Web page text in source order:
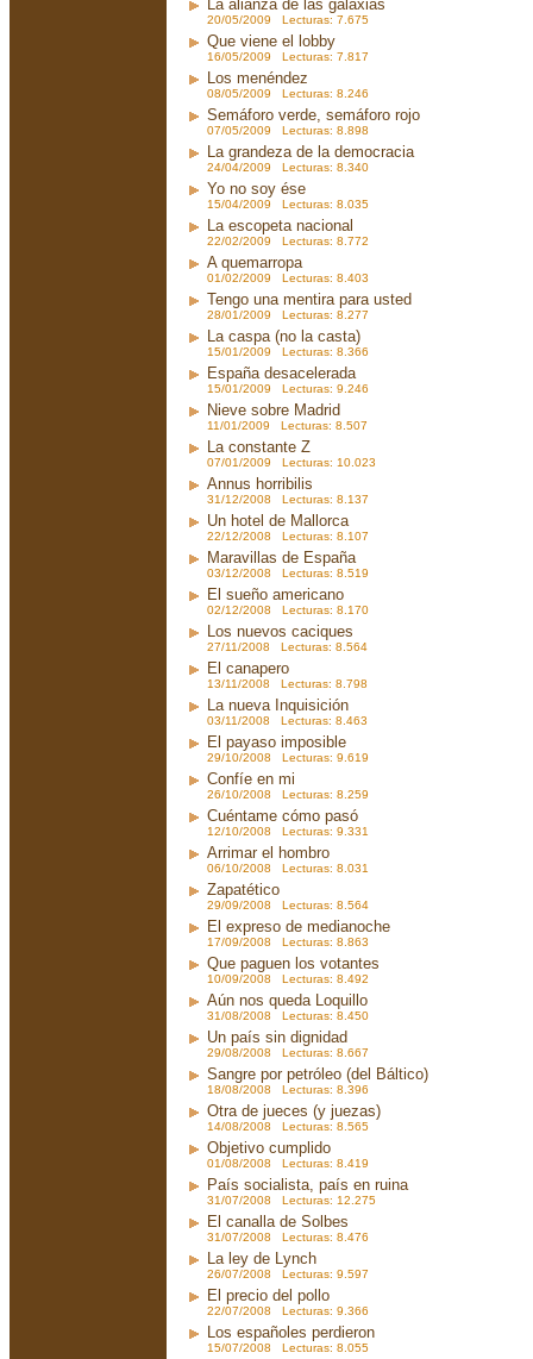
La alianza de las galaxias
20/05/2009 Lecturas: 7.675
Que viene el lobby
16/05/2009 Lecturas: 7.817
Los menéndez
08/05/2009 Lecturas: 8.246
Semáforo verde, semáforo rojo
07/05/2009 Lecturas: 8.898
La grandeza de la democracia
24/04/2009 Lecturas: 8.340
Yo no soy ése
15/04/2009 Lecturas: 8.035
La escopeta nacional
22/02/2009 Lecturas: 8.772
A quemarropa
01/02/2009 Lecturas: 8.403
Tengo una mentira para usted
28/01/2009 Lecturas: 8.277
La caspa (no la casta)
15/01/2009 Lecturas: 8.366
España desacelerada
15/01/2009 Lecturas: 9.246
Nieve sobre Madrid
11/01/2009 Lecturas: 8.507
La constante Z
07/01/2009 Lecturas: 10.023
Annus horribilis
31/12/2008 Lecturas: 8.137
Un hotel de Mallorca
22/12/2008 Lecturas: 8.107
Maravillas de España
03/12/2008 Lecturas: 8.519
El sueño americano
02/12/2008 Lecturas: 8.170
Los nuevos caciques
27/11/2008 Lecturas: 8.564
El canapero
13/11/2008 Lecturas: 8.798
La nueva Inquisición
03/11/2008 Lecturas: 8.463
El payaso imposible
29/10/2008 Lecturas: 9.619
Confíe en mi
26/10/2008 Lecturas: 8.259
Cuéntame cómo pasó
12/10/2008 Lecturas: 9.331
Arrimar el hombro
06/10/2008 Lecturas: 8.031
Zapatético
29/09/2008 Lecturas: 8.564
El expreso de medianoche
17/09/2008 Lecturas: 8.863
Que paguen los votantes
10/09/2008 Lecturas: 8.492
Aún nos queda Loquillo
31/08/2008 Lecturas: 8.450
Un país sin dignidad
29/08/2008 Lecturas: 8.667
Sangre por petróleo (del Báltico)
18/08/2008 Lecturas: 8.396
Otra de jueces (y juezas)
14/08/2008 Lecturas: 8.565
Objetivo cumplido
01/08/2008 Lecturas: 8.419
País socialista, país en ruina
31/07/2008 Lecturas: 12.275
El canalla de Solbes
31/07/2008 Lecturas: 8.476
La ley de Lynch
26/07/2008 Lecturas: 9.597
El precio del pollo
22/07/2008 Lecturas: 9.366
Los españoles perdieron
15/07/2008 Lecturas: 8.055